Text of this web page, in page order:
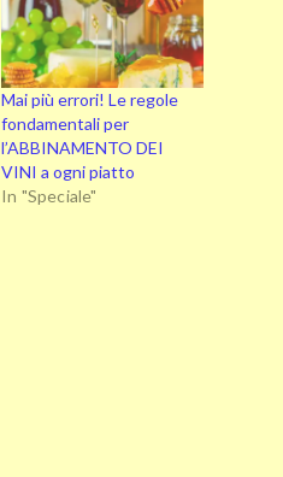
Mai più errori! Le regole
fondamentali per
l’ABBINAMENTO DEI
VINI a ogni piatto
In "Speciale"